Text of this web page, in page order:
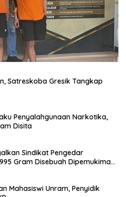
Satreskoba Gresik Tangkap
Penyalahgunaan Narkotika,
Disita
Sindikat Pengedar
Gram Disebuah Dipemukiman
Mahasiswi Unram, Penyidik